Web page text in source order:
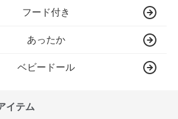
フード付き
あったか
ベビードール
イテム